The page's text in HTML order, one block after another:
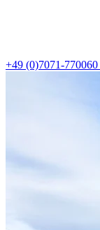
+49 (0)7071-770060